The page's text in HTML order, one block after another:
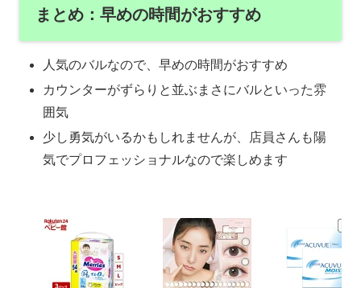
まとめ：早めの時間がおすすめ
人気のバルなので、早めの時間がおすすめ
カウンターがずらりと並ぶまさにバルといった雰
囲気
少し勇気がいるかもしれませんが、店員さんも陽
気でプロフェッショナルなので楽しめます